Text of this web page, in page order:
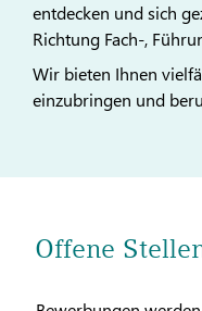
entdecken und sich
Richtung Fach-,
Wir bieten Ihnen
einzubringen und
Offene